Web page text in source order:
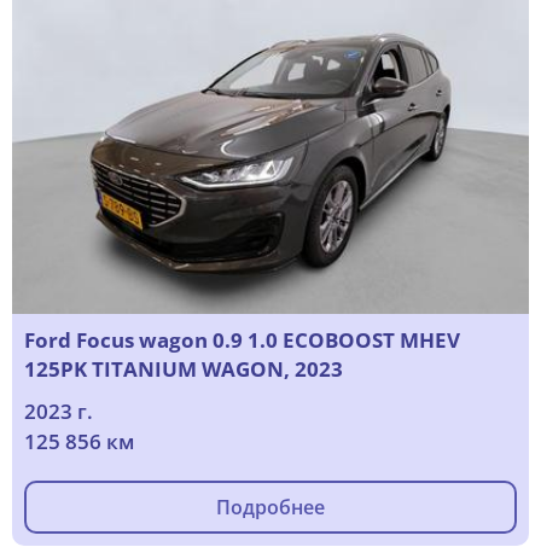
Ford Focus wagon 0.9 1.0 ECOBOOST MHEV
125PK TITANIUM WAGON, 2023
2023 г.
125 856 км
Подробнее